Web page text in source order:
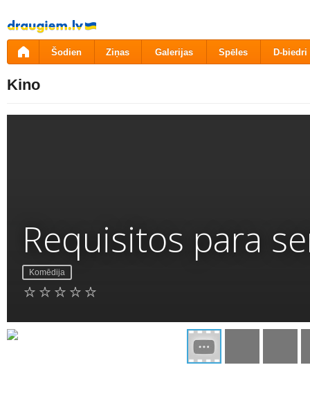
Pāriet
uz
saturu
Šodien Ziņas Galerijas Spēles D-biedri
Kino
Requisitos para
Komēdija